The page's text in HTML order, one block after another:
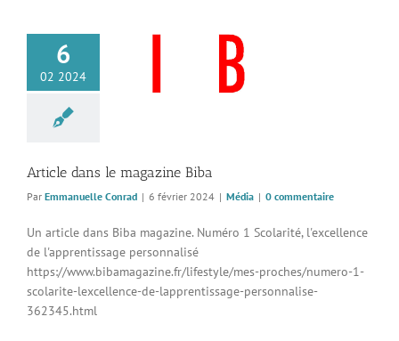
6
02 2024
le magazine
Article dans le magazine Biba
Par Emmanuelle Conrad | 6 février 2024 | Média | 0 commentaire
Un article dans Biba magazine. Numéro 1 Scolarité, l'excellence
de l'apprentissage personnalisé
https://www.bibamagazine.fr/lifestyle/mes-proches/numero-1-
scolarite-lexcellence-de-lapprentissage-personnalise-
362345.html